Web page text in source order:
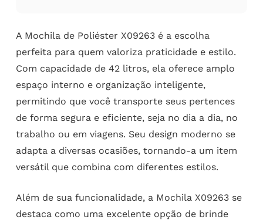
A Mochila de Poliéster X09263 é a escolha
perfeita para quem valoriza praticidade e estilo.
Com capacidade de 42 litros, ela oferece amplo
espaço interno e organização inteligente,
permitindo que você transporte seus pertences
de forma segura e eficiente, seja no dia a dia, no
trabalho ou em viagens. Seu design moderno se
adapta a diversas ocasiões, tornando-a um item
versátil que combina com diferentes estilos.
Além de sua funcionalidade, a Mochila X09263 se
destaca como uma excelente opção de brinde